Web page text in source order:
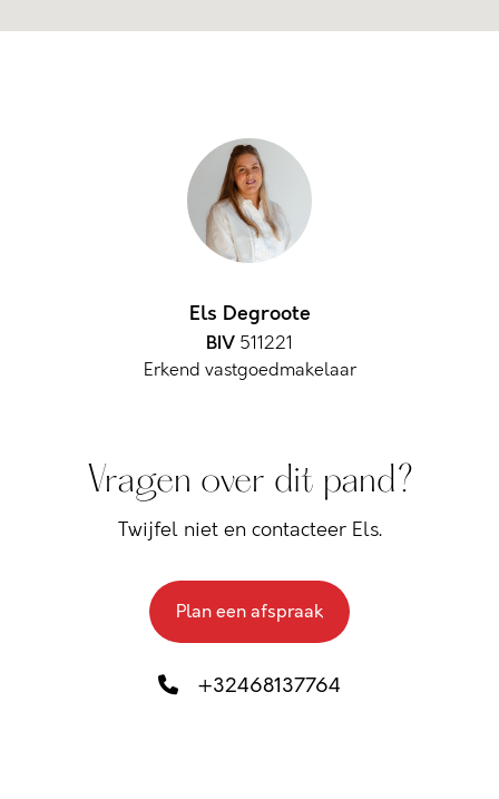
Els Degroote
BIV 511221
Erkend vastgoedmakelaar
Vragen over dit pand?
Twijfel niet en contacteer Els.
Plan een afspraak
+32468137764